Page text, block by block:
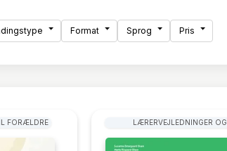
Format Sprog Pris
FORÆLDRE
LÆRERVEJLEDNINGER OG